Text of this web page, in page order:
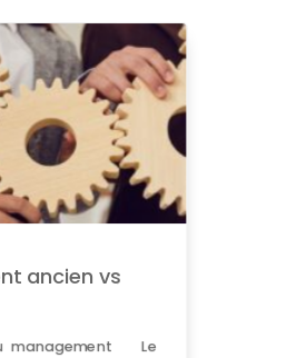
ancien vs
management Le